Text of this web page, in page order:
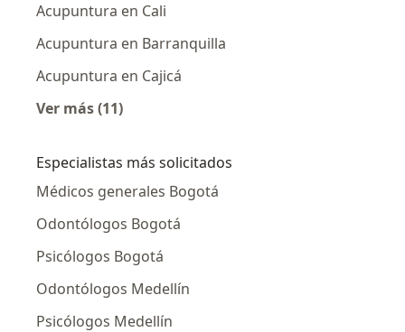
Acupuntura en Cali
Acupuntura en Barranquilla
Acupuntura en Cajicá
Ver más (11)
Especialistas más solicitados
Médicos generales Bogotá
Odontólogos Bogotá
Psicólogos Bogotá
Odontólogos Medellín
Psicólogos Medellín